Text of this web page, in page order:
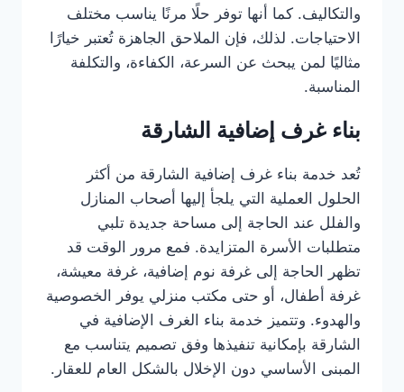
والتكاليف. كما أنها توفر حلًا مرنًا يناسب مختلف
الاحتياجات. لذلك، فإن الملاحق الجاهزة تُعتبر خيارًا
مثاليًا لمن يبحث عن السرعة، الكفاءة، والتكلفة
المناسبة.
بناء غرف إضافية الشارقة
تُعد خدمة بناء غرف إضافية الشارقة من أكثر
الحلول العملية التي يلجأ إليها أصحاب المنازل
والفلل عند الحاجة إلى مساحة جديدة تلبي
متطلبات الأسرة المتزايدة. فمع مرور الوقت قد
تظهر الحاجة إلى غرفة نوم إضافية، غرفة معيشة،
غرفة أطفال، أو حتى مكتب منزلي يوفر الخصوصية
والهدوء. وتتميز خدمة بناء الغرف الإضافية في
الشارقة بإمكانية تنفيذها وفق تصميم يتناسب مع
المبنى الأساسي دون الإخلال بالشكل العام للعقار.